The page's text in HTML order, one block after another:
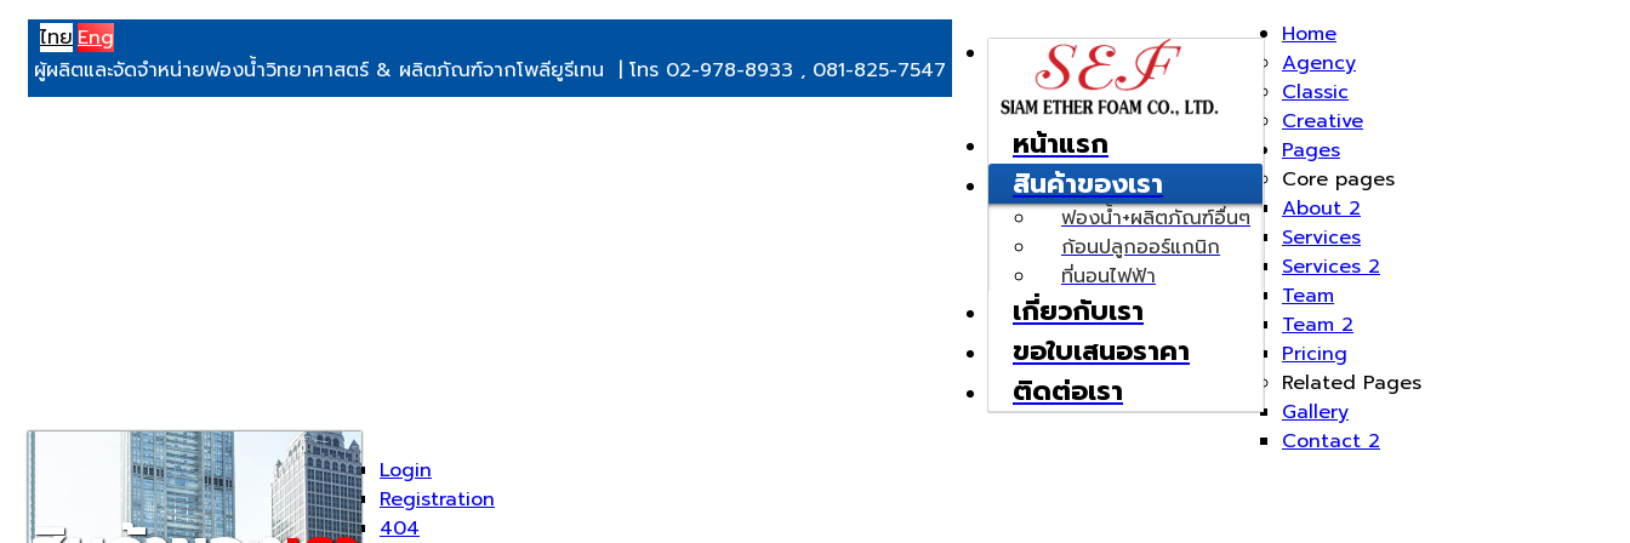
ไทยEng
ผู้ผลิตและจัดจำหน่ายฟองน้ำวิทยาศาสตร์ & ผลิตภัณฑ์จากโพลียูรีเทน | โทร 02-978-8933 , 081-825-7547
หน้าแรก
สินค้าของเรา
ฟองน้ำ+ผลิตภัณฑ์อื่นๆ
ก้อนปลูกออร์แกนิก
ที่นอนไฟฟ้า
เกี่ยวกับเรา
ขอใบเสนอราคา
ติดต่อเรา
Home
Agency
Classic
Creative
Pages
Core pages
About 2
Services
Services 2
Team
Team 2
Pricing
Related Pages
Gallery
Contact 2
Login
Registration
404